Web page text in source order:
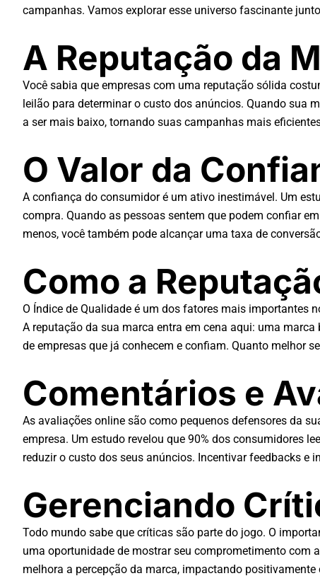
campanhas. Vamos explorar esse universo fascinante
A Reputação da
Você sabia que empresas com uma reputação sólida
leilão para determinar o custo dos anúncios. Quando sua
a ser mais baixo, tornando suas campanhas mais
O Valor da
A confiança do consumidor é um ativo inestimável. Um
compra. Quando as pessoas sentem que podem confiar
menos, você também pode alcançar uma taxa de
Como a
O Índice de Qualidade é um dos fatores mais importantes
A reputação da sua marca entra em cena aqui: uma
de empresas que já conhecem e confiam. Quanto melhor
Comentários e
As avaliações online são como pequenos defensores da
empresa. Um estudo revelou que 90% dos consumidores
reduzir o custo dos seus anúncios. Incentivar feedbacks e
Gerenciando
Todo mundo sabe que críticas são parte do jogo. O
uma oportunidade de mostrar seu comprometimento com
melhora a percepção da marca, impactando